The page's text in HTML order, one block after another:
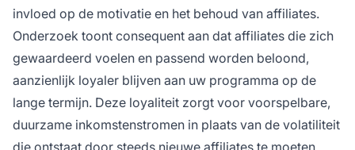
invloed op de motivatie en het behoud van affiliates.
Onderzoek toont consequent aan dat affiliates die zich
gewaardeerd voelen en passend worden beloond,
aanzienlijk loyaler blijven aan uw programma op de
lange termijn. Deze loyaliteit zorgt voor voorspelbare,
duurzame inkomstenstromen in plaats van de volatiliteit
die ontstaat door steeds nieuwe affiliates te moeten